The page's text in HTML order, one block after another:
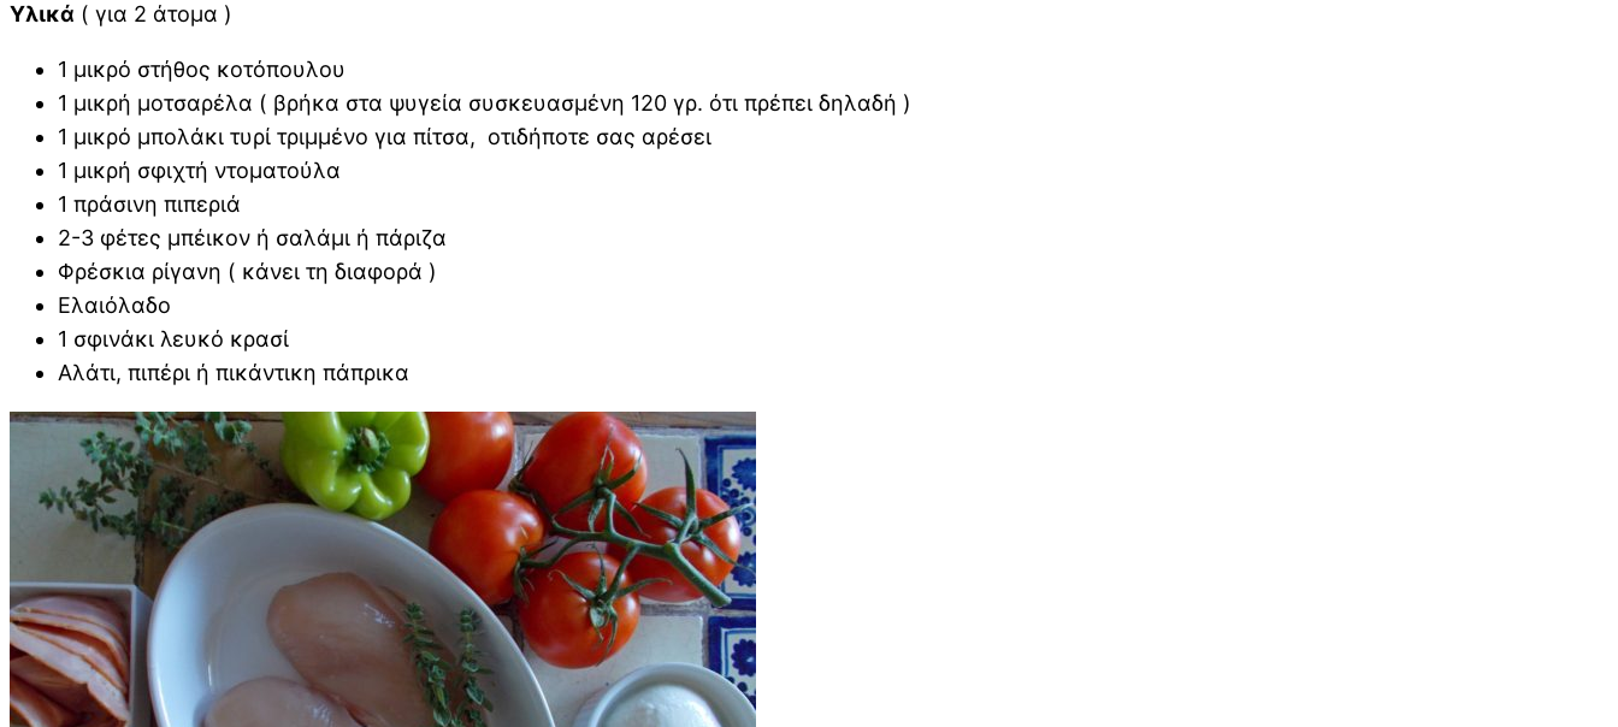
Υλικά ( για 2 άτομα )
1 μικρό στήθος κοτόπουλου
1 μικρή μοτσαρέλα ( βρήκα στα ψυγεία συσκευασμένη 120 γρ. ότι πρέπει δηλαδή )
1 μικρό μπολάκι τυρί τριμμένο για πίτσα, οτιδήποτε σας αρέσει
1 μικρή σφιχτή ντοματούλα
1 πράσινη πιπεριά
2-3 φέτες μπέικον ή σαλάμι ή πάριζα
Φρέσκια ρίγανη ( κάνει τη διαφορά )
Ελαιόλαδο
1 σφινάκι λευκό κρασί
Αλάτι, πιπέρι ή πικάντικη πάπρικα